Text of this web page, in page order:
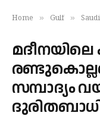
Home » Gulf »
സമ്പാദ്യം